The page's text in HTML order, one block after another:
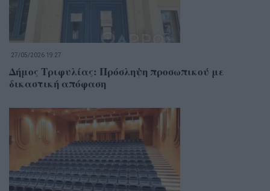
27/05/2026 19:27
Δήμος Τριφυλίας: Πρόσληψη προσωπικού με
δικαστική απόφαση